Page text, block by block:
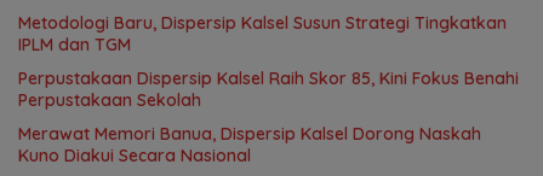
Metodologi Baru, Dispersip Kalsel Susun Strategi Tingkatkan
IPLM dan TGM
Perpustakaan Dispersip Kalsel Raih Skor 85, Kini Fokus Benahi
Perpustakaan Sekolah
Merawat Memori Banua, Dispersip Kalsel Dorong Naskah
Kuno Diakui Secara Nasional